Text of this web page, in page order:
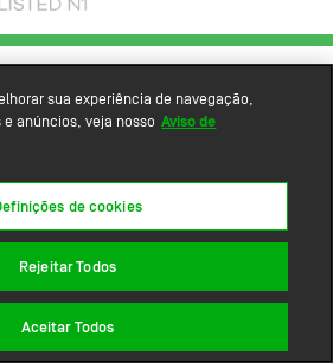
sua experiência de navegação,
anúncios, veja nosso Aviso de
de cookies
Rejeitar Todos
Aceitar Todos